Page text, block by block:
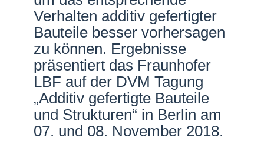
Verhalten additiv gefertigter
Bauteile besser vorhersagen
zu können. Ergebnisse
präsentiert das Fraunhofer
LBF auf der DVM Tagung
„Additiv gefertigte Bauteile
und Strukturen“ in Berlin am
07. und 08. November 2018.